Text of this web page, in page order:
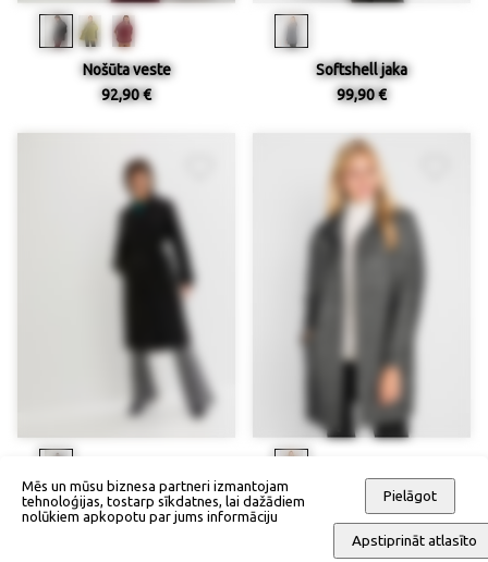
Nošūta veste
92,90 €
Softshell jaka
99,90 €
Ziemas trencis vilnas optikā
122,90 €
Mētelis
112,90 €
Mēs un mūsu biznesa partneri izmantojam
tehnoloģijas, tostarp sīkdatnes, lai dažādiem
nolūkiem apkopotu par jums informāciju
Pielāgot
Apstiprināt atlasīto